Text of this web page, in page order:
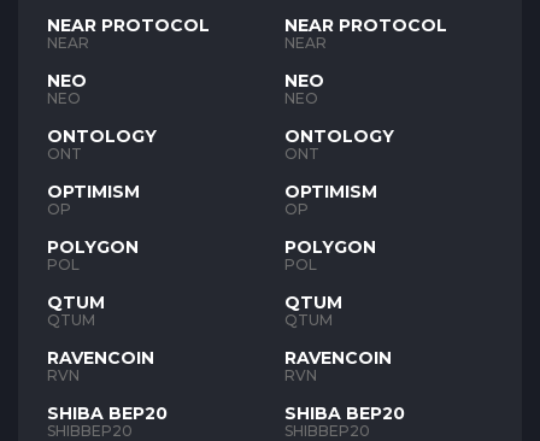
NEAR PROTOCOL
NEAR
NEO
NEO
ONTOLOGY
ONT
OPTIMISM
OP
POLYGON
POL
QTUM
QTUM
RAVENCOIN
RVN
SHIBA BEP20
SHIBBEP20
NEAR PROTOCOL
NEAR
NEO
NEO
ONTOLOGY
ONT
OPTIMISM
OP
POLYGON
POL
QTUM
QTUM
RAVENCOIN
RVN
SHIBA BEP20
SHIBBEP20